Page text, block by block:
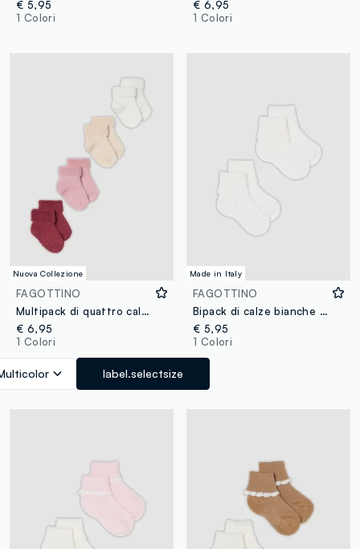
€ 5,95
1 Colori
€ 6,95
1 Colori
Nuova Collezione
FAGOTTINO
Multipack di quattro calze corte multicolor in misto cotone organico per neonata
€ 6,95
1 Colori
label.selectsize
Made in Italy
FAGOTTINO
Bipack di calze bianche corte in misto lana per neonati
€ 5,95
1 Colori